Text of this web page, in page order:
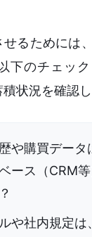
るためには
下のチェッ
状況を確認し
や購買データ
ース（CRM
や社内規定は